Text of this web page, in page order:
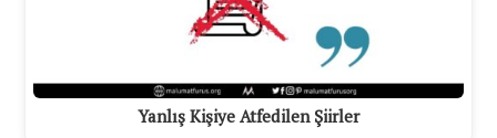
Yanlış Kişiye Atfedilen Şiirler